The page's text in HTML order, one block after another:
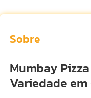
Sobre
Mumbay
Variedade em